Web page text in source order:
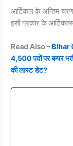
आर्टिकल के अन्तिम
इसी प्रकार के
Read Also –Bihar
4,500 पदों पर बम्पर
की लास्ट डेट?